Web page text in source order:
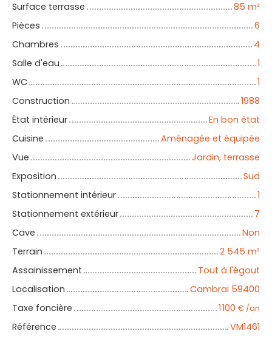
Surface terrasse
85 m²
Pièces
6
Chambres
4
Salle d'eau
1
WC
1
Construction
1988
État intérieur
En bon état
Cuisine
Aménagée et équipée
Vue
Jardin, terrasse
Exposition
Sud
Stationnement intérieur
1
Stationnement extérieur
7
Cave
Non
Terrain
2 545 m²
Assainissement
Tout à l'égout
Localisation
Cambrai 59400
Taxe foncière
1 100 € /an
Référence VM1461